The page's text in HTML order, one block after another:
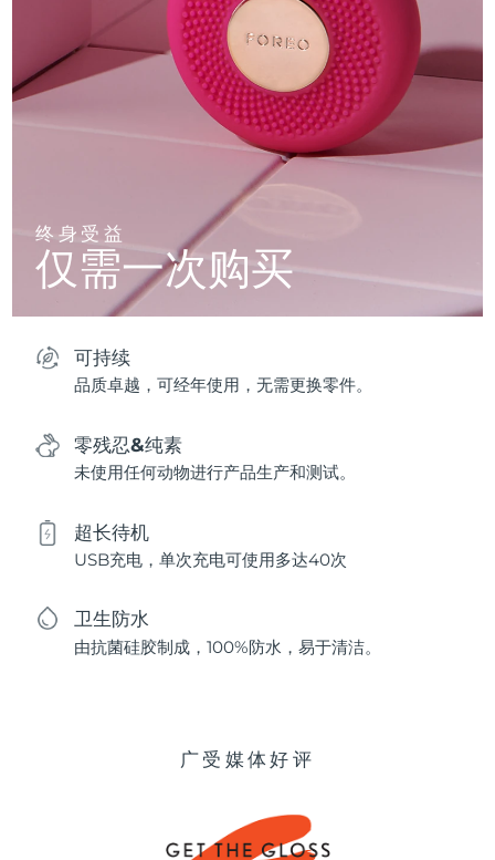
终身受益
仅需一次购买
可持续
品质卓越，可经年使用，无需更换零件。
零残忍&纯素
未使用任何动物进行产品生产和测试。
超长待机
USB充电，单次充电可使用多达40次
卫生防水
由抗菌硅胶制成，100%防水，易于清洁。
广受媒体好评